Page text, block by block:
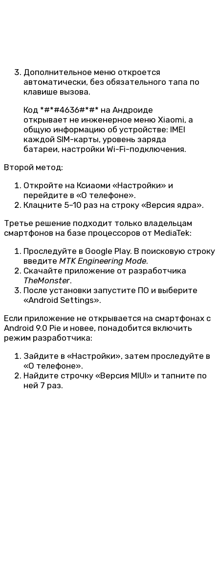
Дополнительное меню откроется
автоматически, без обязательного тапа по
клавише вызова.
Код *#*#4636#*#* на Андроиде
открывает не инженерное меню Xiaomi, а
общую информацию об устройстве: IMEI
каждой SIM-карты, уровень заряда
батареи, настройки Wi-Fi-подключения.
Второй метод:
Откройте на Ксиаоми «Настройки» и
перейдите в «О телефоне».
Клацните 5–10 раз на строку «Версия ядра».
Третье решение подходит только владельцам
смартфонов на базе процессоров от MediaTek:
Проследуйте в Google Play. В поисковую строку
введите MTK Engineering Mode.
Скачайте приложение от разработчика
TheMonster.
После установки запустите ПО и выберите
«Android Settings».
Если приложение не открывается на смартфонах с
Android 9.0 Pie и новее, понадобится включить
режим разработчика:
Зайдите в «Настройки», затем проследуйте в
«О телефоне».
Найдите строчку «Версия MIUI» и тапните по
ней 7 раз.